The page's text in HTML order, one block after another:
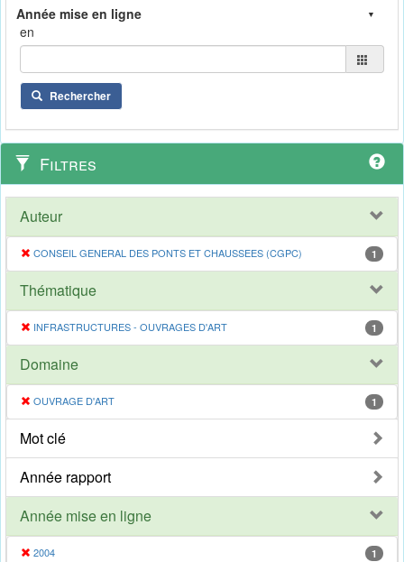
en
Rechercher
Filtres
Auteur
CONSEIL GENERAL DES PONTS ET CHAUSSEES (CGPC) 1
Thématique
INFRASTRUCTURES - OUVRAGES D'ART 1
Domaine
OUVRAGE D'ART 1
Mot clé
Année rapport
Année mise en ligne
2004 1